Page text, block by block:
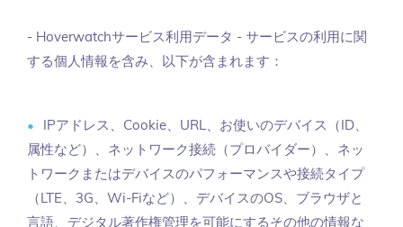
- Hoverwatchサービス利用データ - サービスの利用に関
する個人情報を含み、以下が含まれます：
IPアドレス、Cookie、URL、お使いのデバイス（ID、
属性など）、ネットワーク接続（プロバイダー）、ネッ
トワークまたはデバイスのパフォーマンスや接続タイプ
（LTE、3G、Wi-Fiなど）、デバイスのOS、ブラウザと
言語、デジタル著作権管理を可能にするその他の情報な